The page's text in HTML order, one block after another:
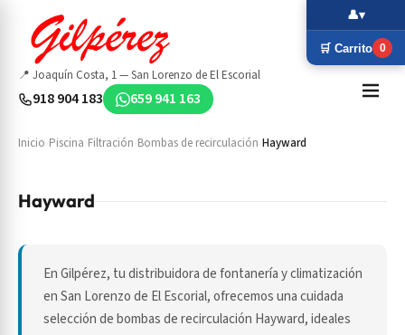
📍 Joaquín Costa, 1 — San Lorenzo de El Escorial
918 904 183 659 941 163
Inicio Piscina Filtración Bombas de recirculación Hayward
Hayward
En Gilpérez, tu distribuidora de fontanería y climatización
en San Lorenzo de El Escorial, ofrecemos una cuidada
selección de bombas de recirculación Hayward, ideales
🛒 Carrito 0
👤▾